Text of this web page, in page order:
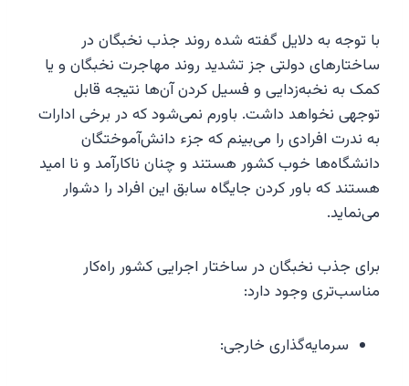
با توجه به دلایل گفته شده روند جذب نخبگان در
ساختارهای دولتی جز تشدید روند مهاجرت نخبگان و یا
کمک به نخبه‌زدایی و فسیل کردن آن‌ها نتیجه‌ قابل
توجهی نخواهد داشت. باورم نمی‌شود که در برخی ادارات
به ندرت افرادی را می‌بینم که جزء دانش‌آموختگان
دانشگاه‌ها خوب کشور هستند و چنان ناکارآمد و نا امید
هستند که باور کردن جایگاه سابق این افراد را دشوار
می‌نماید.
برای جذب نخبگان در ساختار اجرایی کشور راه‌کار
مناسب‌تری وجود دارد:
سرمایه‌گذاری خارجی: